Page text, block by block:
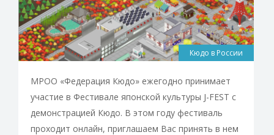
Кюдо в России
МРОО «Федерация Кюдо» ежегодно принимает
участие в Фестивале японской культуры J-FEST с
демонстрацией Кюдо. В этом году фестиваль
проходит онлайн, приглашаем Вас принять в нем